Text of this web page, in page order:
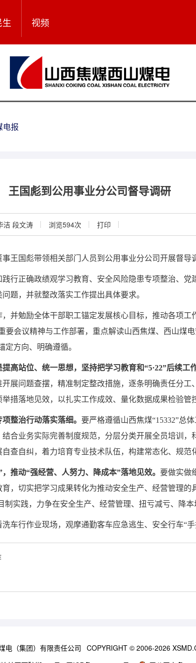
生 视频
电报
王国彪到公用事业分公司督导调研
洁 段文涛 浏览594次 打印
王国彪带领相关部门人员到公用事业分公司开展督导
行正确政绩观学习教育、安全风险隐患专项整治、
题，并就整改落实工作提出具体要求。
并勉励全体干部职工锚定发展核心目标，推动各项
要会议精神与工作部署，重点解读山西焦煤、西山煤
定方向、明确遵循。
提高站位、统一思想，坚持把学习教育和“5·22”后续工
展问题查摆，精准制定整改措施，逐条明确责任分
措落地见效，以扎实工作成效、量化数据成果检验管
整治行动落实落细。 要严格遵循山西焦煤“15332”总
合业务实际完善制度规范，分层分类开展全员培训，
查自纠，着力培育专业技术队伍，构建常态化、规范
推动“强经营、人努力、降成本”落地见效。 要做实做
，切实把学习成果转化为推动安全生产、经营管理的
实践，力争在安全生产、经营管理、扭亏减亏、降本
车行作业现场，观摩通勤客车应急逃生、安全行车“手
电（集团）有限责任公司 COPYRIGHT © 2006-2026